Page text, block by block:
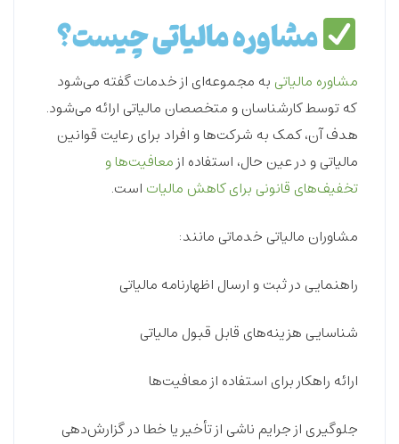
مشاوره مالیاتی چیست؟
مشاوره مالیاتی به مجموعه‌ای از خدمات گفته می‌شود
که توسط کارشناسان و متخصصان مالیاتی ارائه می‌شود.
هدف آن، کمک به شرکت‌ها و افراد برای رعایت قوانین
مالیاتی و در عین حال، استفاده ازمعافیت‌ها و
تخفیف‌های قانونی برای کاهش مالیات است.
مشاوران مالیاتی خدماتی مانند:
راهنمایی در ثبت و ارسال اظهارنامه مالیاتی
شناسایی هزینه‌های قابل قبول مالیاتی
ارائه راهکار برای استفاده از معافیت‌ها
جلوگیری از جرایم ناشی از تأخیر یا خطا در گزارش‌دهی